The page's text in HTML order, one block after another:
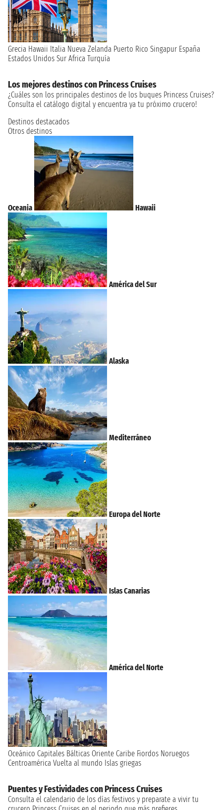
Grecia Hawaii Italia Nueva Zelanda Puerto Rico Singapur España
Estados Unidos Sur Africa Turquía
Los mejores destinos con Princess Cruises
¿Cuáles son los principales destinos de los buques Princess Cruises?
Consulta el catálogo digital y encuentra ya tu próximo crucero!
Destinos destacados
Otros destinos
Oceania Hawaii
América del Sur
Alaska
Mediterráneo
Europa del Norte
Islas Canarias
América del Norte
Oceánico Capitales Bálticas Oriente Caribe Fiordos Noruegos
Centroamérica Vuelta al mundo Islas griegas
Puentes y Festividades con Princess Cruises
Consulta el calendario de los días festivos y preparate a vivir tu